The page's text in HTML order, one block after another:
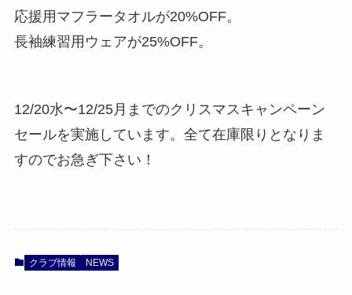
応援用マフラータオルが20%OFF。
長袖練習用ウェアが25%OFF。
12/20水〜12/25月までのクリスマスキャンペーン
セールを実施しています。全て在庫限りとなりま
すのでお急ぎ下さい！
クラブ情報 NEWS